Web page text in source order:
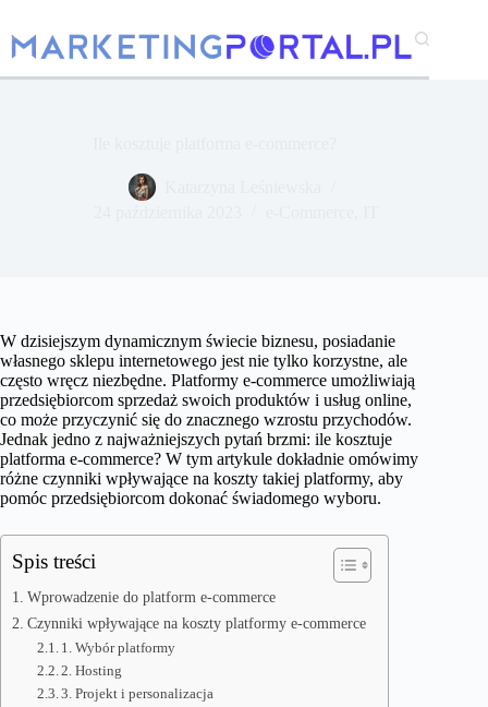
treści
W dzisiejszym dynamicznym świecie biznesu, posiadanie
własnego sklepu internetowego jest nie tylko korzystne, ale
często wręcz niezbędne. Platformy e-commerce umożliwiają
przedsiębiorcom sprzedaż swoich produktów i usług online,
co może przyczynić się do znacznego wzrostu przychodów.
Jednak jedno z najważniejszych pytań brzmi: ile kosztuje
platforma e-commerce? W tym artykule dokładnie omówimy
różne czynniki wpływające na koszty takiej platformy, aby
pomóc przedsiębiorcom dokonać świadomego wyboru.
Spis treści
Wprowadzenie do platform e-commerce
Czynniki wpływające na koszty platformy e-commerce
1. Wybór platformy
2. Hosting
3. Projekt i personalizacja